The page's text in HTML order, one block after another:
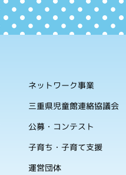
ネットワーク事業
三重県児童館連絡協議会
公募・コンテスト
子育ち・子育て支援
運営団体